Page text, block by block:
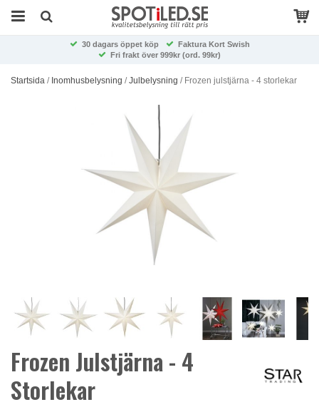
30 dagars öppet köp
Faktura Kort Swish
Fri frakt över 999kr (ord. 99kr)
Startsida / Inomhusbelysning /Julbelysning / Frozen julstjärna - 4 storlekar
Frozen Julstjärna - 4
Storlekar